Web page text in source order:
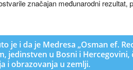
značajan međunarodni rezultat,
je i da je Medresa „Osman ef.
jedinstven u Bosni i
i obrazovanja u zemlji.